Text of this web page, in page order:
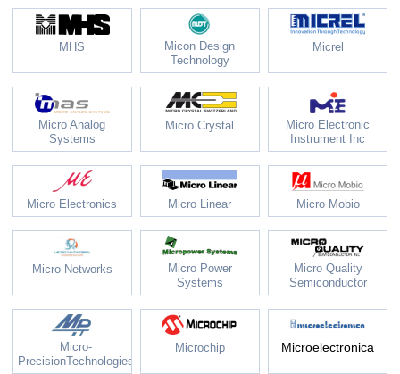
MHS
Micon Design
Technology
Micrel
Micro Analog
Systems
Micro Crystal
Micro Electronic
Instrument Inc
Micro Electronics Micro Linear Micro Mobio
Micro Networks
Micro Power
Systems
Micro Quality
Semiconductor
Micro-
PrecisionTechnologies
Microchip Microelectronica